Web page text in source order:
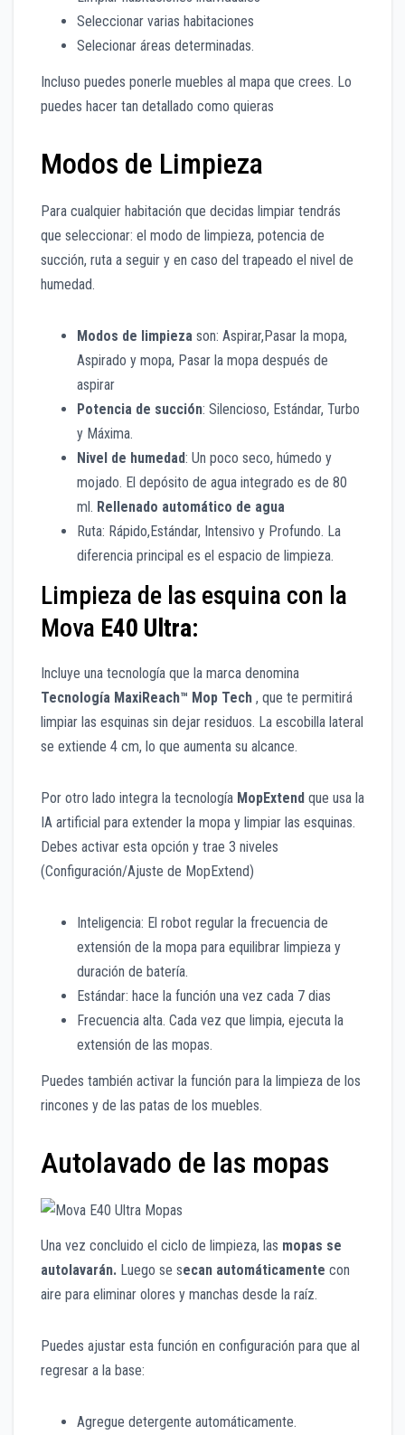
Seleccionar varias habitaciones
Selecionar áreas determinadas.
Incluso puedes ponerle muebles al mapa que crees. Lo
puedes hacer tan detallado como quieras
Modos de Limpieza
Para cualquier habitación que decidas limpiar tendrás
que seleccionar: el modo de limpieza, potencia de
succión, ruta a seguir y en caso del trapeado el nivel de
humedad.
Modos de limpieza son: Aspirar,Pasar la mopa,
Aspirado y mopa, Pasar la mopa después de
aspirar
Potencia de succión: Silencioso, Estándar, Turbo
y Máxima.
Nivel de humedad: Un poco seco, húmedo y
mojado. El depósito de agua integrado es de 80
ml. Rellenado automático de agua
Ruta: Rápido,Estándar, Intensivo y Profundo. La
diferencia principal es el espacio de limpieza.
Limpieza de las esquina con la
Mova E40 Ultra:
Incluye una tecnología que la marca denomina
Tecnología MaxiReach™ Mop Tech , que te permitirá
limpiar las esquinas sin dejar residuos. La escobilla lateral
se extiende 4 cm, lo que aumenta su alcance.
Por otro lado integra la tecnología MopExtend que usa la
IA artificial para extender la mopa y limpiar las esquinas.
Debes activar esta opción y trae 3 niveles
(Configuración/Ajuste de MopExtend)
Inteligencia: El robot regular la frecuencia de
extensión de la mopa para equilibrar limpieza y
duración de batería.
Estándar: hace la función una vez cada 7 dias
Frecuencia alta. Cada vez que limpia, ejecuta la
extensión de las mopas.
Puedes también activar la función para la limpieza de los
rincones y de las patas de los muebles.
Autolavado de las mopas
Una vez concluido el ciclo de limpieza, las mopas se
autolavarán. Luego se secan automáticamente con
aire para eliminar olores y manchas desde la raíz.
Puedes ajustar esta función en configuración para que al
regresar a la base:
Agregue detergente automáticamente.